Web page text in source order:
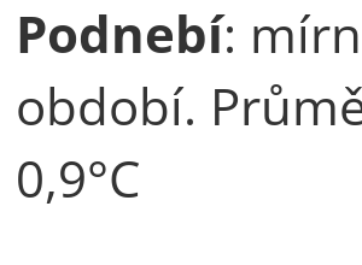
Podnebí:
období.
0,9°C